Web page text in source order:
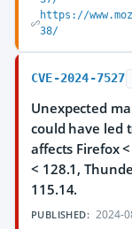
https://
38/
CVE-2024-7527
Unexpected
could have led
affects Firefox <
< 128.1,
115.14.
PUBLISHED: 2024-